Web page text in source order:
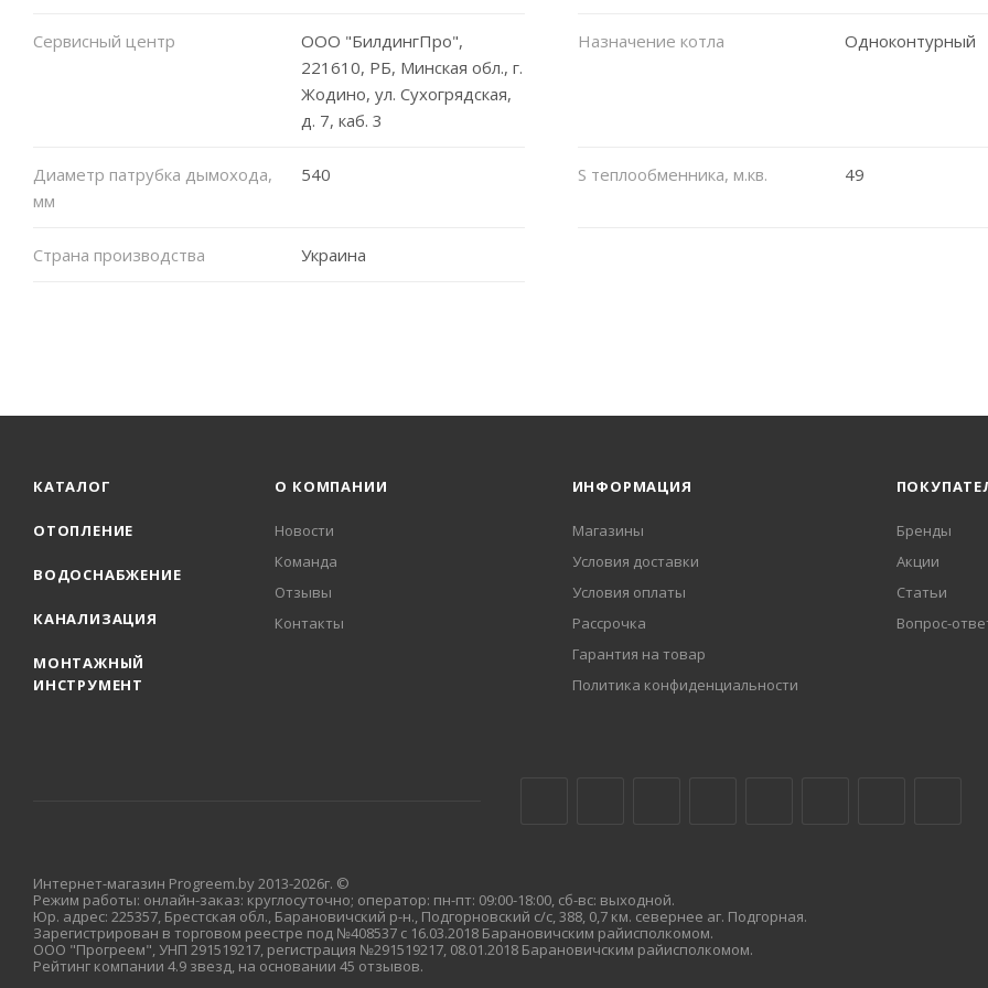
Сервисный центр
ООО "БилдингПро",
221610, РБ, Минская обл., г.
Жодино, ул. Сухогрядская,
д. 7, каб. 3
Назначение котла Одноконтурный
Диаметр патрубка дымохода,
мм
540 S теплообменника, м.кв. 49
Страна производства Украина
КАТАЛОГ
ОТОПЛЕНИЕ
ВОДОСНАБЖЕНИЕ
КАНАЛИЗАЦИЯ
МОНТАЖНЫЙ
ИНСТРУМЕНТ
О КОМПАНИИ
Новости
Команда
Отзывы
Контакты
ИНФОРМАЦИЯ
Магазины
Условия доставки
Условия оплаты
Рассрочка
Гарантия на товар
Политика конфиденциальности
Бренды
Акции
Статьи
Вопрос-
Интернет-магазин Progreem.by 2013-2026г. ©
Режим работы: онлайн-заказ: круглосуточно; оператор: пн-пт: 09:00-18:00, сб-вс: выходной.
Юр. адрес: 225357, Брестская обл., Барановичский р-н., Подгорновский с/с, 388, 0,7 км. севернее аг. Подгорная.
Зарегистрирован в торговом реестре под №408537 с 16.03.2018 Барановичским райисполкомом.
ООО "Прогреем", УНП 291519217, регистрация №291519217, 08.01.2018 Барановичским райисполкомом.
Рейтинг компании 4.9 звезд, на основании 45 отзывов.